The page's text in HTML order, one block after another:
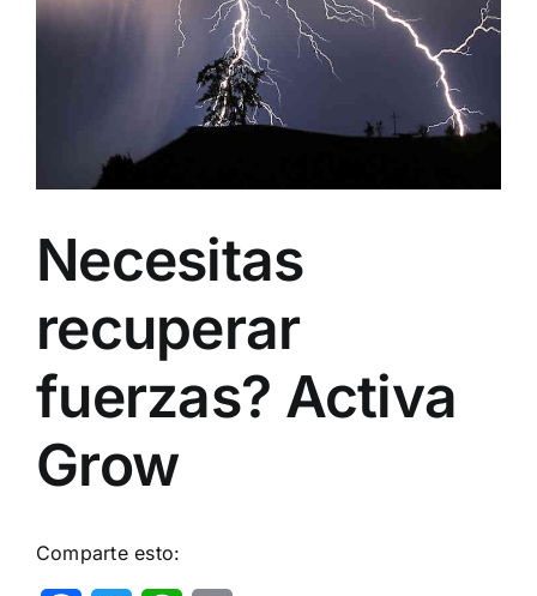
Necesitas
recuperar
fuerzas? Activa
Grow
Comparte esto: